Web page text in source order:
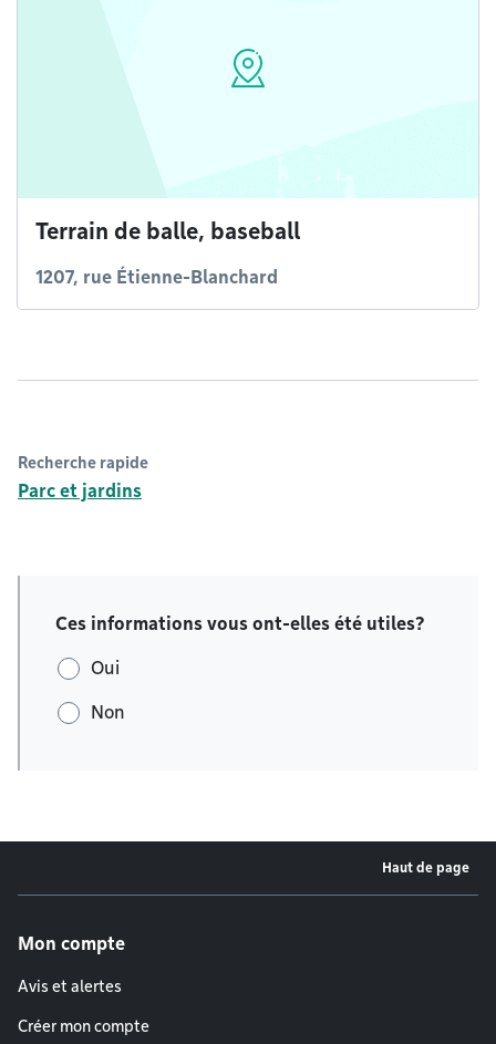
Terrain de balle, baseball
1207, rue Étienne-Blanchard
Recherche rapide
Parc et jardins
Ces informations vous ont-elles été utiles?
Oui
Non
Haut de page
Mon compte
Avis et alertes
Créer mon compte